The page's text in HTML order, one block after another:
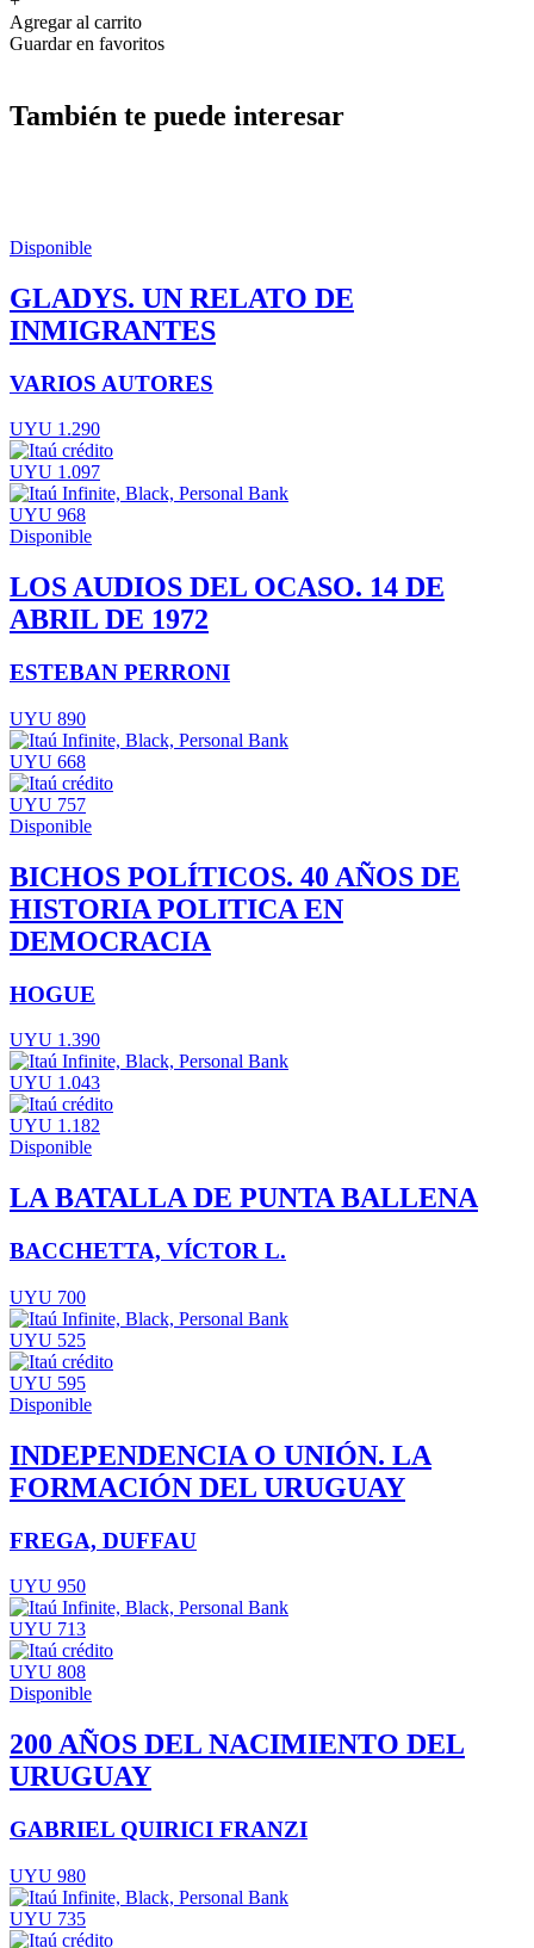
Agregar al carrito
Guardar en favoritos
También te puede interesar
Disponible
GLADYS. UN RELATO DE
INMIGRANTES
VARIOS AUTORES
UYU 1.290
UYU 1.097
UYU 968
Disponible
LOS AUDIOS DEL OCASO. 14 DE
ABRIL DE 1972
ESTEBAN PERRONI
UYU 890
UYU 668
UYU 757
Disponible
BICHOS POLÍTICOS. 40 AÑOS DE
HISTORIA POLITICA EN
DEMOCRACIA
HOGUE
UYU 1.390
UYU 1.043
UYU 1.182
Disponible
LA BATALLA DE PUNTA BALLENA
BACCHETTA, VÍCTOR L.
UYU 700
UYU 525
UYU 595
Disponible
INDEPENDENCIA O UNIÓN. LA
FORMACIÓN DEL URUGUAY
FREGA, DUFFAU
UYU 950
UYU 713
UYU 808
Disponible
200 AÑOS DEL NACIMIENTO DEL
URUGUAY
GABRIEL QUIRICI FRANZI
UYU 980
UYU 735